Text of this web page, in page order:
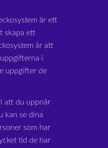
är ett
skapa ett
är att
i
uppgifter de
att du uppnår
kan se dina
som har
tid de har